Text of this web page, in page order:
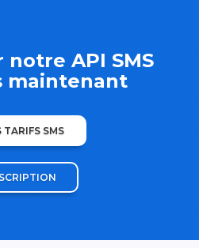
API SMS
maintenant
TARIFS SMS